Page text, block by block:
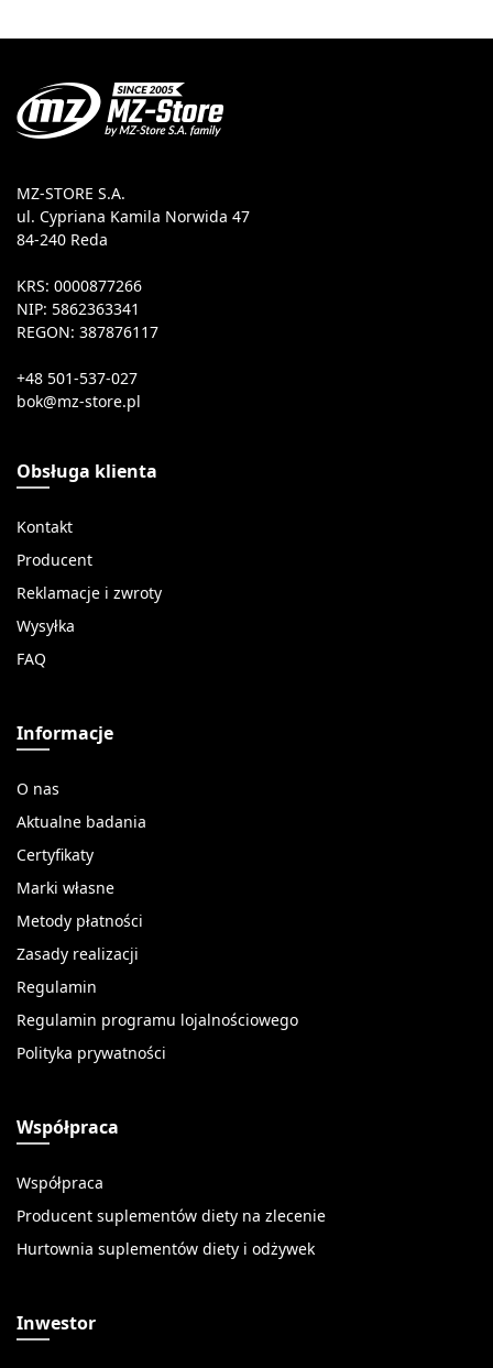
MZ-STORE S.A.
ul. Cypriana Kamila Norwida 47
84-240 Reda
KRS: 0000877266
NIP: 5862363341
REGON: 387876117
+48 501-537-027
Obsługa klienta
Kontakt
Producent
Reklamacje i zwroty
Wysyłka
FAQ
Informacje
O nas
Aktualne badania
Certyfikaty
Marki własne
Metody płatności
Zasady realizacji
Regulamin
Regulamin programu lojalnościowego
Polityka prywatności
Współpraca
Współpraca
Producent suplementów diety na zlecenie
Hurtownia suplementów diety i odżywek
Inwestor